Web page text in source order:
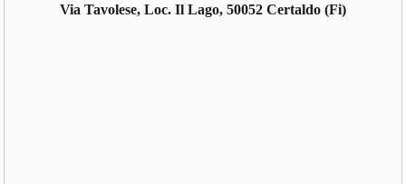
Via Tavolese, Loc. Il Lago, 50052 Certaldo (Fi)